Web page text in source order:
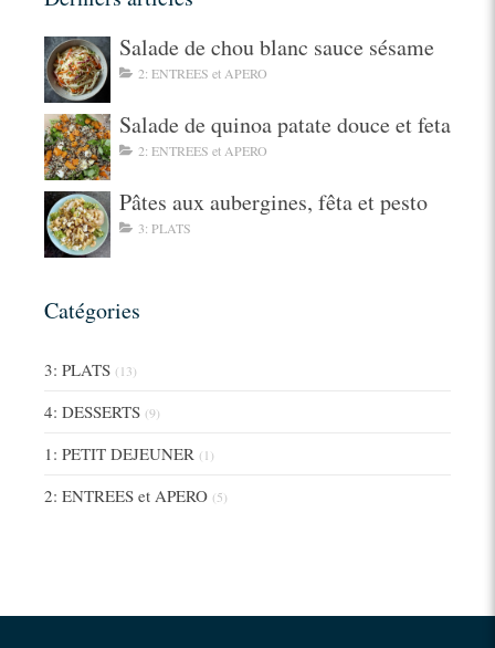
Salade de chou blanc sauce sésame
2: ENTREES et APERO
Salade de quinoa patate douce et feta
2: ENTREES et APERO
Pâtes aux aubergines, fêta et pesto
3: PLATS
Catégories
3: PLATS (13)
4: DESSERTS (9)
1: PETIT DEJEUNER (1)
2: ENTREES et APERO (5)